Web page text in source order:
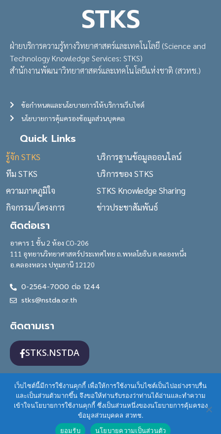
STKS
ฝ่ายบริการความรู้ทางวิทยาศาสตร์และเทคโนโลยี (Science and
Technology Knowledge Services: STKS)
สำนักงานพัฒนาวิทยาศาสตร์และเทคโนโลยีแห่งชาติ (สวทช.)
ข้อกำหนดและนโยบายการให้บริการเว็บไซต์
นโยบายการคุ้มครองข้อมูลส่วนบุคคล
Quick Links
รู้จัก STKS
ทีม STKS
ความภาคภูมิใจ
กิจกรรม/โครงการ
บริการฐานข้อมูลออนไลน์
บริการของ STKS
STKS Knowledge Sharing
ข่าวประชาสัมพันธ์
ติดต่อเรา
อาคาร 1 ชั้น 2 ห้อง CO-206
111 อุทยานวิทยาศาสตร์ประเทศไทย ถ.พหลโยธิน ต.คลองหนึ่ง
อ.คลองหลวง ปทุมธานี 12120
0-2564-7000 ต่อ 1244
stks@nstda.or.th
ติดตามเรา
STKS.NSTDA
STKS is licensed under aCreative Commons
Attribution-NonCommercial 3.0 Thailand License
เว็บไซต์นี้มีการใช้งานคุกกี้ เพื่อให้การใช้งานเว็บไซต์เป็นไปอย่างราบรื่น
และเป็นส่วนตัวมากขึ้น จึงขอให้ท่านรับรองว่าท่านได้อ่านและทำความ
เข้าใจนโยบายการใช้งานคุกกี้ ซึ่งเป็นส่วนหนึ่งของนโยบายการคุ้มครอง
ข้อมูลส่วนบุคคล สวทช.
ยอมรับ
นโยบายความเป็นส่วนตัว